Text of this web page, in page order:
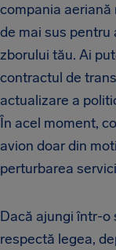
compania
de mai sus pentru
zborului tău. Ai
contractul de
actualizare a
În acel moment,
avion doar din
perturbarea
Dacă ajungi într-o
respectă legea,